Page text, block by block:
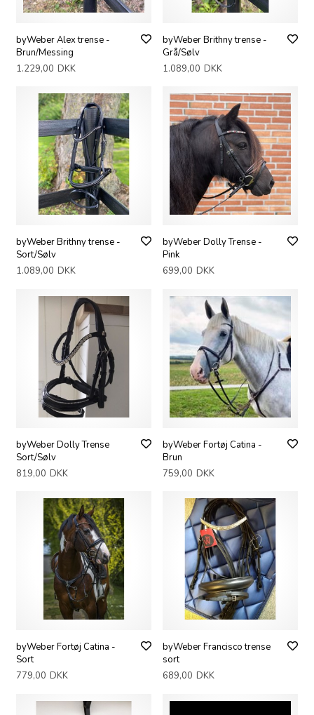
byWeber Alex trense -
Brun/Messing
1.229,00 DKK
byWeber Brithny trense -
Grå/Sølv
1.089,00 DKK
byWeber Brithny trense -
Sort/Sølv
1.089,00 DKK
byWeber Dolly Trense -
Pink
699,00 DKK
byWeber Dolly Trense
Sort/Sølv
819,00 DKK
byWeber Fortøj Catina -
Brun
759,00 DKK
byWeber Fortøj Catina -
Sort
779,00 DKK
byWeber Francisco trense
sort
689,00 DKK